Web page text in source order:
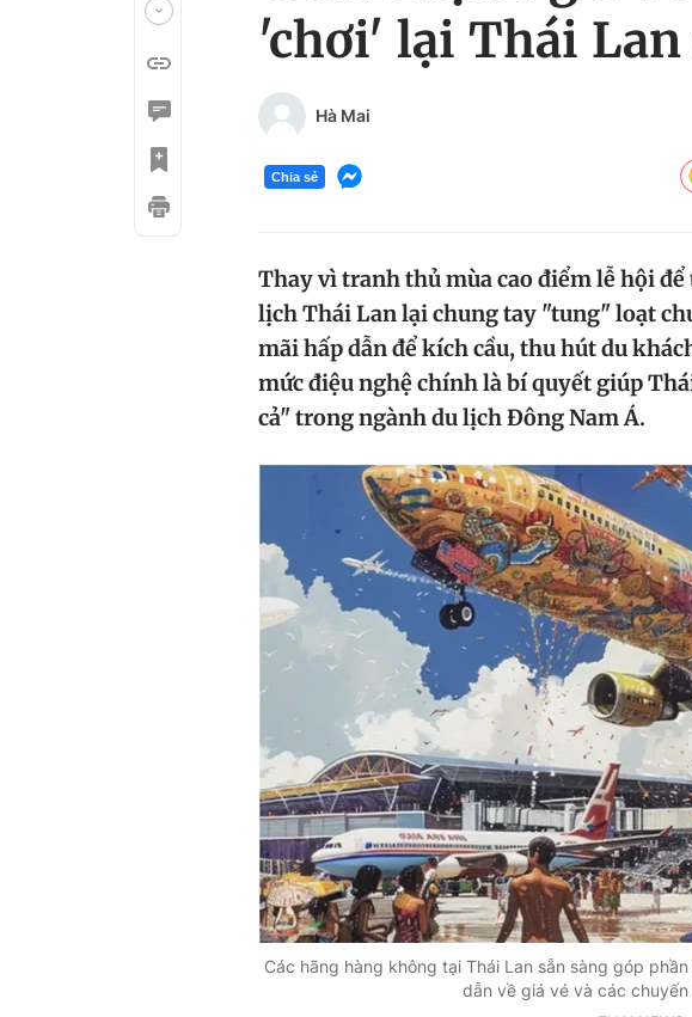
'chơi' lại Thái
Hà Mai
Chia sẻ
Thay vì tranh thủ mùa cao điểm lễ hội
lịch Thái Lan lại chung tay "tung" loạt
mãi hấp dẫn để kích cầu, thu hút du
mức điệu nghệ chính là bí quyết giúp
cả" trong ngành du lịch Đông Nam Á.
Các hãng hàng không tại Thái Lan sẵn sàng góp
dẫn về giá vé và các